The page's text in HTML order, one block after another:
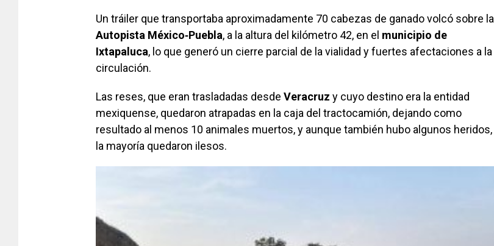
Un tráiler que transportaba aproximadamente 70 cabezas de ganado volcó sobre la
Autopista México‑Puebla, a la altura del kilómetro 42, en el municipio de
Ixtapaluca, lo que generó un cierre parcial de la vialidad y fuertes afectaciones a la
circulación.
Las reses, que eran trasladadas desde Veracruz y cuyo destino era la entidad
mexiquense, quedaron atrapadas en la caja del tractocamión, dejando como
resultado al menos 10 animales muertos, y aunque también hubo algunos heridos,
la mayoría quedaron ilesos.